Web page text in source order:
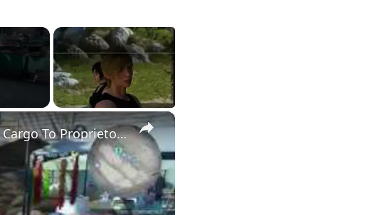
×
Final Fantasy XV - Van, Interrupted Side Quest: Deliver Cargo To Proprietor Dialogue Sequence PS4Pro